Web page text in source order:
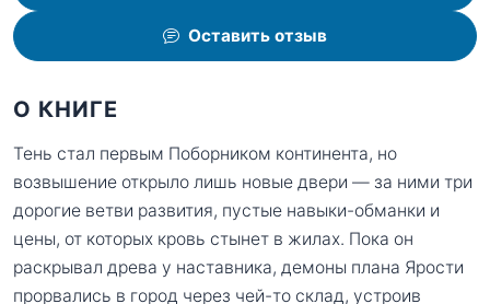
Оставить отзыв
О КНИГЕ
Тень стал первым Поборником континента, но
возвышение открыло лишь новые двери — за ними три
дорогие ветви развития, пустые навыки-обманки и
цены, от которых кровь стынет в жилах. Пока он
раскрывал древа у наставника, демоны плана Ярости
прорвались в город через чей-то склад, устроив